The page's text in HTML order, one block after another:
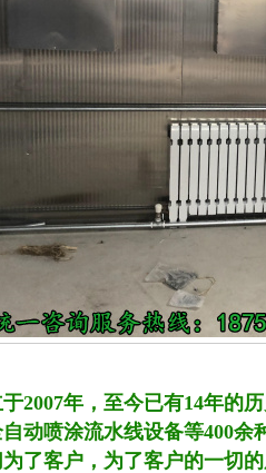
2007年，至今已有14年的
动喷涂流水线设备等400
了客户，为了客户的一切